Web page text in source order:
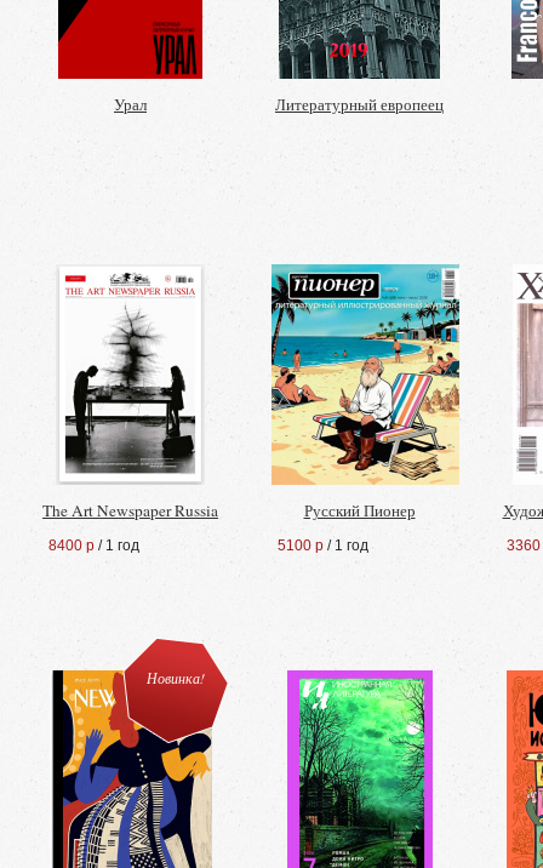
Урал Литературный европеец
The Art Newspaper Russia
8400 р / 1 год
Русский Пионер
5100 р / 1 год 3360
Новинка!